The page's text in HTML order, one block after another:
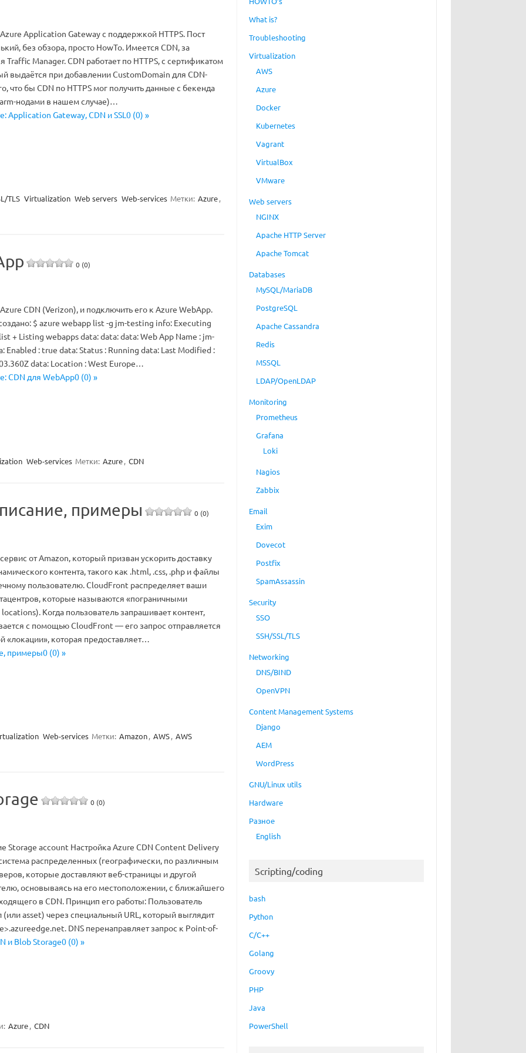
Application Gateway с поддержкой HTTPS. Пост
без обзора, просто HowTo. Имеется CDN, за
Traffic Manager. CDN работает по HTTPS, с сертификатом
выдаётся при добавлении CustomDomain для CDN-
что бы CDN по HTTPS мог получить данные с бекенда
нодами в нашем случае)…
Application Gateway, CDN и SSL0 (0) »
TLS Virtualization Web servers Web-services Метки: Azure,
0 (0)
CDN (Verizon), и подключить его к Azure WebApp.
$ azure webapp list -g jm-testing info: Executing
+ Listing webapps data: data: data: Web App Name : jm-
Enabled : true data: Status : Running data: Last Modified :
data: Location : West Europe…
CDN для WebApp0 (0) »
Web-services Метки: Azure, CDN
примеры 0 (0)
от Amazon, который призван ускорить доставку
контента, такого как .html, .css, .php и файлы
пользователю. CloudFront распределяет ваши
которые называются «пограничными
Когда пользователь запрашивает контент,
с помощью CloudFront — его запрос отправляется
«локации», которая предоставляет…
примеры0 (0) »
Web-services Метки: Amazon, AWS, AWS
0 (0)
Storage account Настройка Azure CDN Content Delivery
распределенных (географически, по различным
которые доставляют веб-страницы и другой
основываясь на его местоположении, с ближайшего
в CDN. Принцип его работы: Пользователь
asset) через специальный URL, который выглядит
DNS перенаправляет запрос к Point-of-
и Blob Storage0 (0) »
Azure, CDN
What is?
Troubleshooting
Virtualization
AWS
Azure
Docker
Kubernetes
Vagrant
VirtualBox
VMware
Web servers
NGINX
Apache HTTP Server
Apache Tomcat
Databases
MySQL/MariaDB
PostgreSQL
Apache Cassandra
Redis
MSSQL
LDAP/OpenLDAP
Monitoring
Prometheus
Grafana
Loki
Nagios
Zabbix
Email
Exim
Dovecot
Postfix
SpamAssassin
Security
SSO
SSH/SSL/TLS
Networking
DNS/BIND
OpenVPN
Content Management Systems
Django
AEM
WordPress
GNU/Linux utils
Hardware
Разное
English
Scripting/coding
bash
Python
C/C++
Golang
Groovy
PHP
Java
PowerShell